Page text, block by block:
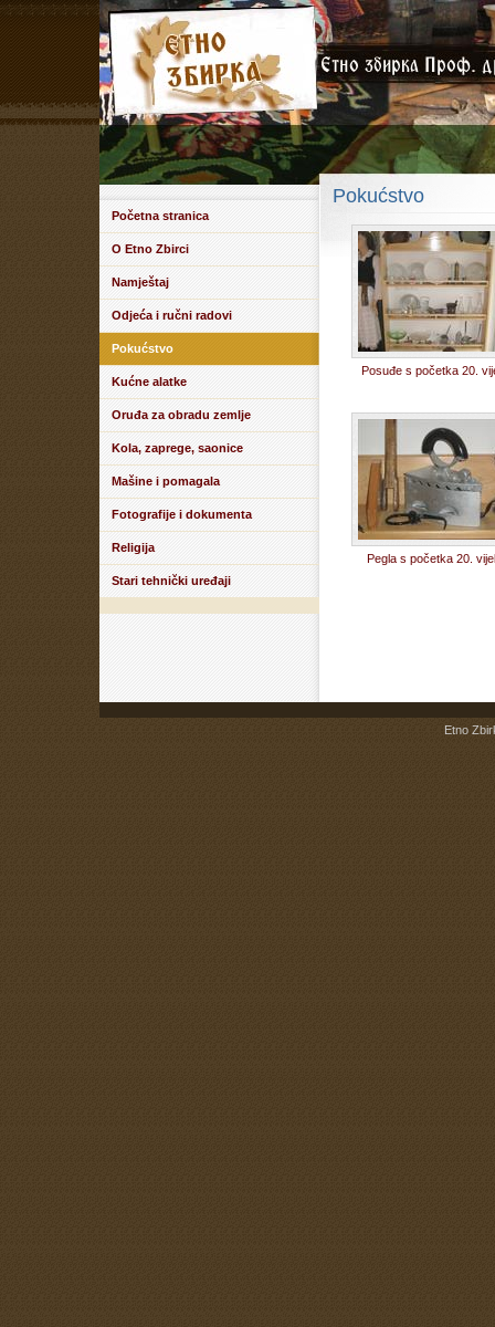
Početna stranica
O Etno Zbirci
Namještaj
Odjeća i ručni radovi
Pokućstvo
Kućne alatke
Oruđa za obradu zemlje
Kola, zaprege, saonice
Mašine i pomagala
Fotografije i dokumenta
Religija
Stari tehnički uređaji
Pokućstvo
Posuđe s početka 20.
Pegla s početka 20.
Etno